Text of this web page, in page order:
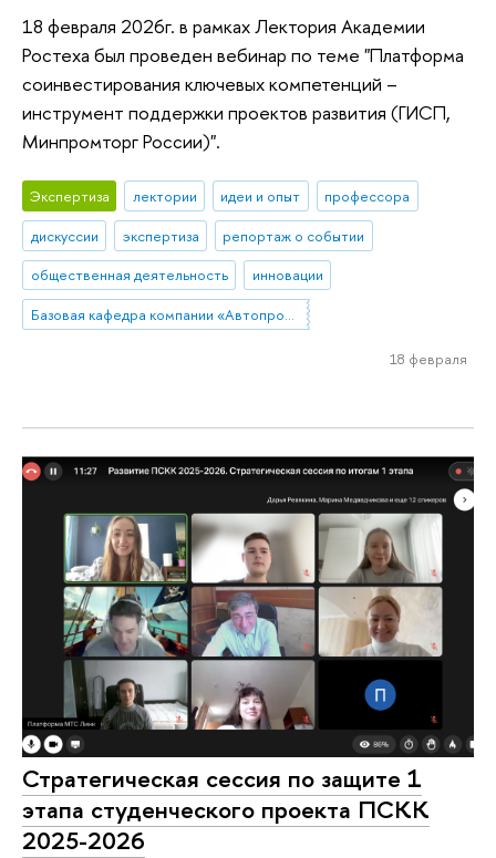
18 февраля 2026г. в рамках Лектория Академии
Ростеха был проведен вебинар по теме "Платформа
соинвестирования ключевых компетенций –
инструмент поддержки проектов развития (ГИСП,
Минпромторг России)".
Экспертиза лектории идеи и опыт
профессора
дискуссии
экспертиза
репортаж о событии
общественная деятельность
инновации
Базовая кафедра компании «Автопромимпорт»
18 февраля
Стратегическая сессия по защите 1
этапа студенческого проекта ПСКК
2025-2026